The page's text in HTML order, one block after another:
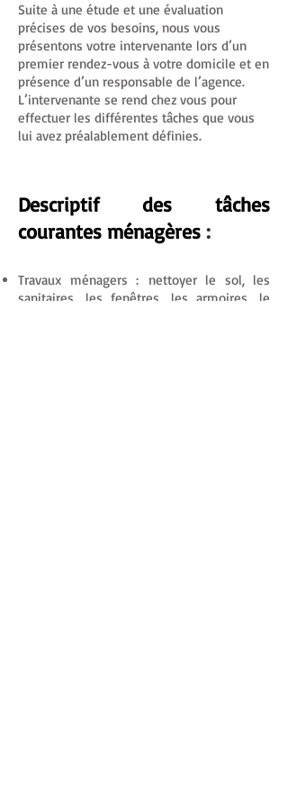
Suite à une étude et une évaluation
précises de vos besoins, nous vous
présentons votre intervenante lors d’un
premier rendez-vous à votre domicile et en
présence d’un responsable de l’agence.
L’intervenante se rend chez vous pour
effectuer les différentes tâches que vous
lui avez préalablement définies.
Descriptif des tâches
courantes ménagères :
Travaux ménagers : nettoyer le sol, les
sanitaires, les fenêtres, les armoires, le